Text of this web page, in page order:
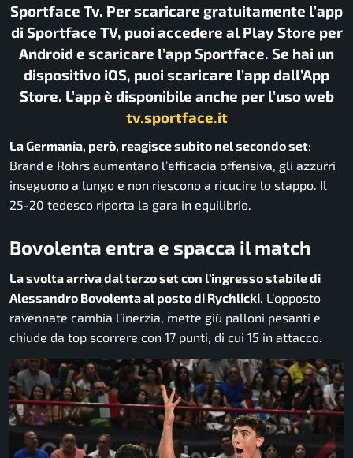
Sportface Tv. Per scaricare gratuitamente l’app
di Sportface TV, puoi accedere al Play Store per
Android e scaricare l’app Sportface. Se hai un
dispositivo iOS, puoi scaricare l’app dall’App
Store. L’app è disponibile anche per l’uso web
tv.sportface.it
La Germania, però, reagisce subito nel secondo set:
Brand e Rohrs aumentano l’efficacia offensiva, gli azzurri
inseguono a lungo e non riescono a ricucire lo stappo. Il
25-20 tedesco riporta la gara in equilibrio.
Bovolenta entra e spacca il match
La svolta arriva dal terzo set con l’ingresso stabile di
Alessandro Bovolenta al posto di Rychlicki. L’opposto
ravennate cambia l’inerzia, mette giù palloni pesanti e
chiude da top scorrere con 17 punti, di cui 15 in attacco.